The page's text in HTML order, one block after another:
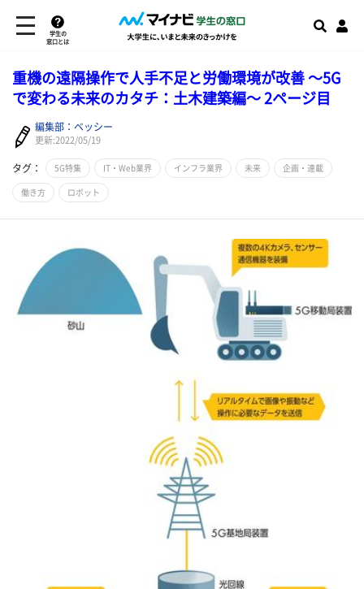
学生の
窓口とは
重機の遠隔操作で人手不足と労働環境が改善 ～5G
で変わる未来のカタチ：土木建築編～ 2ページ目
編集部：ベッシー
更新:2022/05/19
タグ： 5G特集 IT・Web業界 インフラ業界 未来 企画・連載
働き方 ロボット